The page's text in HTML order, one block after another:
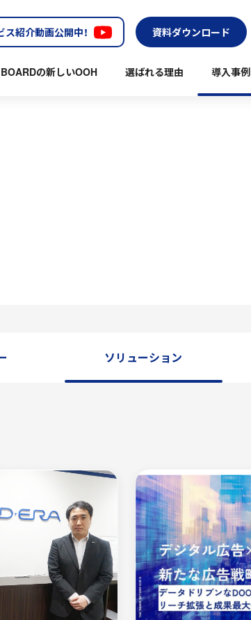
紹介動画公開中！ 資料ダウンロード
の新しいOOH 選ばれる理由 導入事例
ソリューション